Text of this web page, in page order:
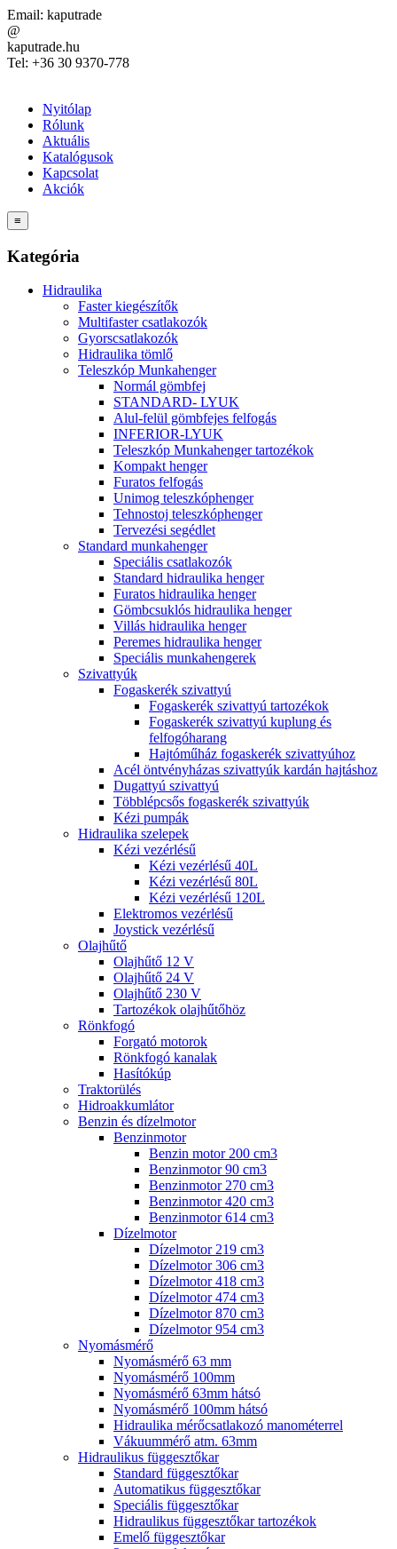
Email: kaputrade
@
kaputrade.hu
Tel: +36 30 9370-778
Nyitólap
Rólunk
Aktuális
Katalógusok
Kapcsolat
Akciók
≡
Kategória
Hidraulika
Faster kiegészítők
Multifaster csatlakozók
Gyorscsatlakozók
Hidraulika tömlő
Teleszkóp Munkahenger
Normál gömbfej
STANDARD- LYUK
Alul-felül gömbfejes felfogás
INFERIOR-LYUK
Teleszkóp Munkahenger tartozékok
Kompakt henger
Furatos felfogás
Unimog teleszkóphenger
Tehnostoj teleszkóphenger
Tervezési segédlet
Standard munkahenger
Speciális csatlakozók
Standard hidraulika henger
Furatos hidraulika henger
Gömbcsuklós hidraulika henger
Villás hidraulika henger
Peremes hidraulika henger
Speciális munkahengerek
Szivattyúk
Fogaskerék szivattyú
Fogaskerék szivattyú tartozékok
Fogaskerék szivattyú kuplung és
felfogóharang
Hajtóműház fogaskerék szivattyúhoz
Acél öntvényházas szivattyúk kardán hajtáshoz
Dugattyú szivattyú
Többlépcsős fogaskerék szivattyúk
Kézi pumpák
Hidraulika szelepek
Kézi vezérlésű
Kézi vezérlésű 40L
Kézi vezérlésű 80L
Kézi vezérlésű 120L
Elektromos vezérlésű
Joystick vezérlésű
Olajhűtő
Olajhűtő 12 V
Olajhűtő 24 V
Olajhűtő 230 V
Tartozékok olajhűtőhöz
Rönkfogó
Forgató motorok
Rönkfogó kanalak
Hasítókúp
Traktorülés
Hidroakkumlátor
Benzin és dízelmotor
Benzinmotor
Benzin motor 200 cm3
Benzinmotor 90 cm3
Benzinmotor 270 cm3
Benzinmotor 420 cm3
Benzinmotor 614 cm3
Dízelmotor
Dízelmotor 219 cm3
Dízelmotor 306 cm3
Dízelmotor 418 cm3
Dízelmotor 474 cm3
Dízelmotor 870 cm3
Dízelmotor 954 cm3
Nyomásmérő
Nyomásmérő 63 mm
Nyomásmérő 100mm
Nyomásmérő 63mm hátsó
Nyomásmérő 100mm hátsó
Hidraulika mérőcsatlakozó manométerrel
Vákuummérő atm. 63mm
Hidraulikus függesztőkar
Standard függesztőkar
Automatikus függesztőkar
Speciális függesztőkar
Hidraulikus függesztőkar tartozékok
Emelő függesztőkar